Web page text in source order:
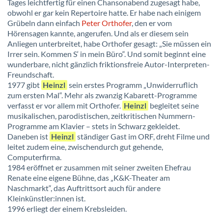
Tages leichtfertig für einen Chansonabend zugesagt habe,
obwohl er gar kein Repertoire hatte. Er habe nach einigem
Grübeln dann einfach Peter Orthofer, den er vom
Hörensagen kannte, angerufen. Und als er diesem sein
Anliegen unterbreitet, habe Orthofer gesagt: „Sie müssen ein
Irrer sein. Kommen S‘ in mein Büro“. Und somit beginnt eine
wunderbare, nicht gänzlich friktionsfreie Autor-Interpreten-
Freundschaft.
1977 gibt Heinzl sein erstes Programm „Unwiderruflich
zum ersten Mal“. Mehr als zwanzig Kabarett-Programme
verfasst er vor allem mit Orthofer. Heinzl begleitet seine
musikalischen, parodistischen, zeitkritischen Nummern-
Programme am Klavier – stets in Schwarz gekleidet.
Daneben ist Heinzl ständiger Gast im ORF, dreht Filme und
leitet zudem eine, zwischendurch gut gehende,
Computerfirma.
1984 eröffnet er zusammen mit seiner zweiten Ehefrau
Renate eine eigene Bühne, das „K&K-Theater am
Naschmarkt“, das Auftrittsort auch für andere
Kleinkünstler:innen ist.
1996 erliegt der einem Krebsleiden.